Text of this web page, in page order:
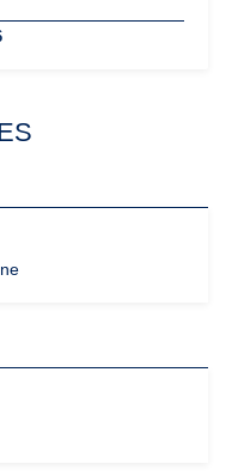
TVA : les règles